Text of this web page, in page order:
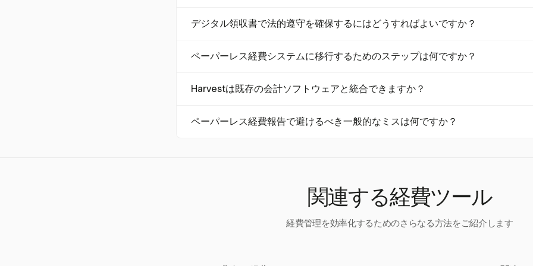
ムレスに統合することで、ペーパーレス経費報告を促進します。この統合により、財務
デジタル領収書で法的遵守を確保するにはどうすればよいですか？
あります。米国のIRSや英国のHMRCなどの規制は、これらの基準を満たす限り、デジ
ペーパーレス経費システムに移行するためのステップは何ですか？
ムを実施し、明確なポリシーを定義し、リアルタイムでのトラッキングを促進して、
Harvestは既存の会計ソフトウェアと統合できますか？
データが直接財務記録に流れ込み、手動データ入力を最小限に抑え、データの正確性を
ペーパーレス経費報告で避けるべき一般的なミスは何ですか？
関連する経費ツール
経費管理を効率化するためのさらなる方法をご紹介します